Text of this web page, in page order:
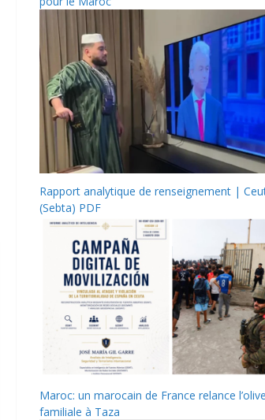
Rapport analytique de renseignement |
(Sebta) PDF
Maroc: un marocain de France relance
familiale à Taza